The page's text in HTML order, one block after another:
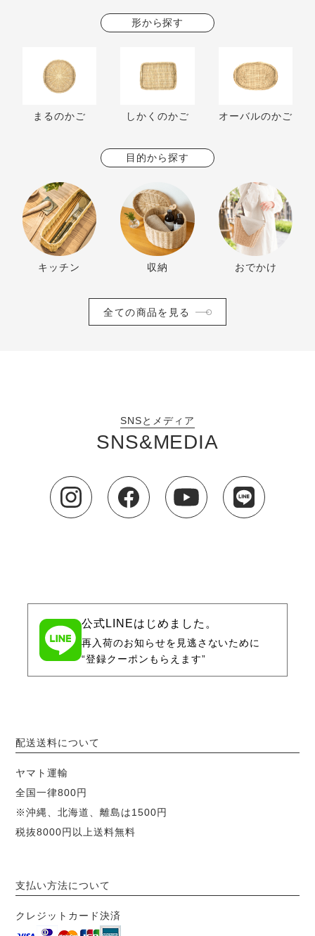
形から探す
まるのかご しかくのかご オーバルのかご
目的から探す
キッチン 収納 おでかけ
全ての商品を見る
SNSとメディア
SNS&MEDIA
公式LINEはじめました。
再入荷のお知らせを見逃さないために
“登録クーポンもらえます”
配送送料について
ヤマト運輸
全国一律800円
※沖縄、北海道、離島は1500円
税抜8000円以上送料無料
支払い方法について
クレジットカード決済